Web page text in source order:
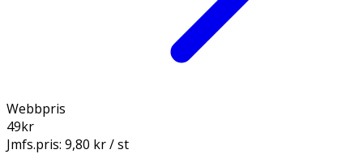
Webbpris
49kr
Jmfs.pris: 9,80 kr / st